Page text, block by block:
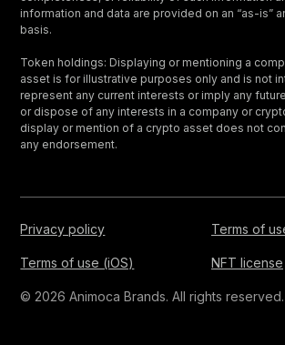
information and data are provided on an “as-is”
basis.
Token holdings: Displaying or mentioning a
asset is for illustrative purposes only and is not
represent any current interests or imply any
or dispose of any interests in a company or
display or mention of a crypto asset does not
any endorsement.
Privacy policy Terms of
Terms of use (iOS) NFT license
© 2026 Animoca Brands. All rights reserved.